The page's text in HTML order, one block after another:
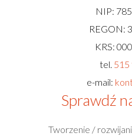
NIP:
REGON:
KRS:
tel. 515
e-mail:
Sprawdź
Tworzenie /